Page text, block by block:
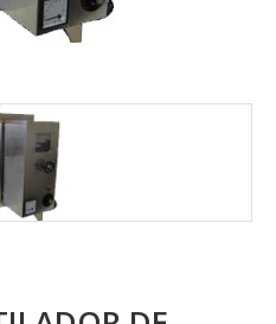
LABORANA
MOTIC